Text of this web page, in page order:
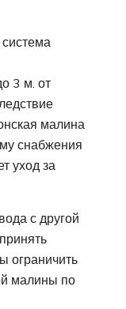
3 м. от
малина
снабжения
уход за
с другой
ограничить
малины по